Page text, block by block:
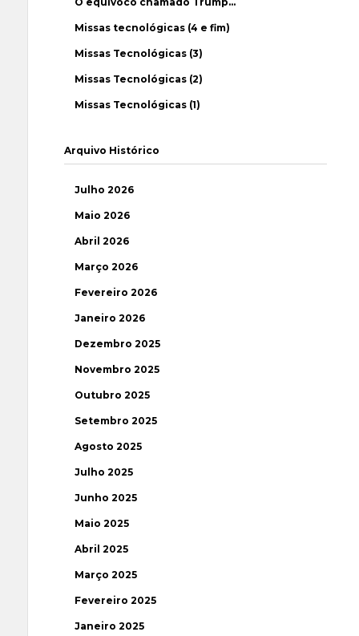
Missas tecnológicas (4 e fim)
Missas Tecnológicas (3)
Missas Tecnológicas (2)
Missas Tecnológicas (1)
Arquivo Histórico
Julho 2026
Maio 2026
Abril 2026
Março 2026
Fevereiro 2026
Janeiro 2026
Dezembro 2025
Novembro 2025
Outubro 2025
Setembro 2025
Agosto 2025
Julho 2025
Junho 2025
Maio 2025
Abril 2025
Março 2025
Fevereiro 2025
Janeiro 2025